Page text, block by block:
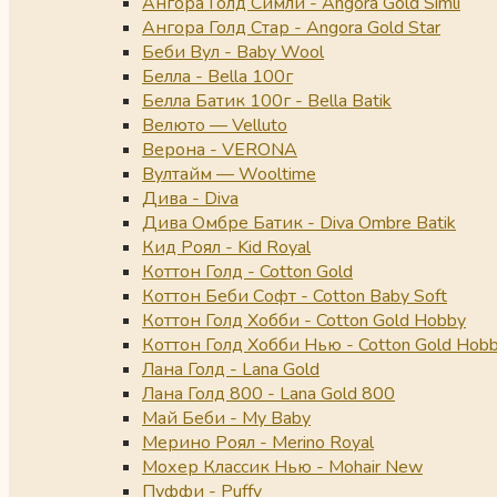
Ангора Голд Стар - Angora Gold Star
Беби Вул - Baby Wool
Белла - Bella 100г
Белла Батик 100г - Bella Batik
Велюто — Velluto
Верона - VERONA
Вултайм — Wooltime
Дива - Diva
Дива Омбре Батик - Diva Ombre Batik
Кид Роял - Kid Royal
Коттон Голд - Cotton Gold
Коттон Беби Софт - Cotton Baby Soft
Коттон Голд Хобби - Cotton Gold Hobby
Коттон Голд Хобби Нью - Cotton Gold
Лана Голд - Lana Gold
Лана Голд 800 - Lana Gold 800
Май Беби - My Baby
Мерино Роял - Merino Royal
Мохер Классик Нью - Mohair New
Пуффи - Puffy